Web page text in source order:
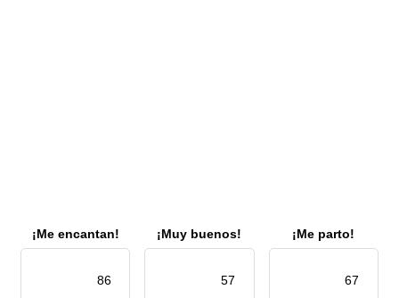
¡Me encantan!
86
¡Muy buenos!
57
¡Me parto!
67